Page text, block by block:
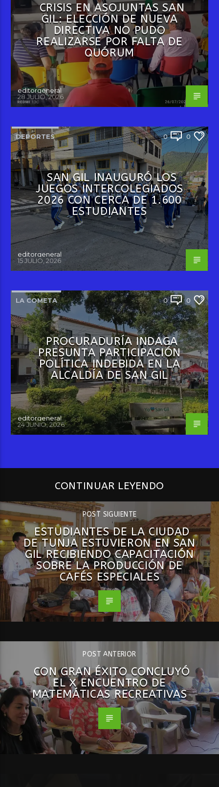
CRISIS EN ASOJUNTAS SAN
GIL: ELECCIÓN DE NUEVA
DIRECTIVA NO PUDO
REALIZARSE POR FALTA DE
QUÓRUM
editorgeneral
28 JULIO, 2026
DEPORTES 0 0
SAN GIL INAUGURÓ LOS
JUEGOS INTERCOLEGIADOS
2026 CON CERCA DE 1.600
ESTUDIANTES
editorgeneral
15 JULIO, 2026
LA COMETA 0 0
PROCURADURÍA INDAGA
PRESUNTA PARTICIPACIÓN
POLÍTICA INDEBIDA EN LA
ALCALDÍA DE SAN GIL
editorgeneral
24 JUNIO, 2026
CONTINUAR LEYENDO
POST SIGUIENTE
ESTUDIANTES DE LA CIUDAD
DE TUNJA ESTUVIERON EN SAN
GIL RECIBIENDO CAPACITACIÓN
SOBRE LA PRODUCCIÓN DE
CAFÉS ESPECIALES
POST ANTERIOR
CON GRAN ÉXITO CONCLUYÓ
EL X ENCUENTRO DE
MATEMÁTICAS RECREATIVAS